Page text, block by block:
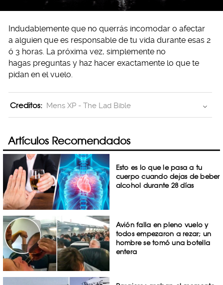
Indudablemente que no querrás incomodar o afectar
a alguien que es responsable de tu vida durante esas 2
ó 3 horas. La próxima vez, simplemente no
hagas preguntas y haz hacer exactamente lo que te
pidan en el vuelo.
Creditos: Mens XP - The Lad Bible
Artículos Recomendados
Esto es lo que le pasa a tu
cuerpo cuando dejas de beber
alcohol durante 28 días
Avión falla en pleno vuelo y
todos empezaron a rezar; un
hombre se tomó una botella
entera